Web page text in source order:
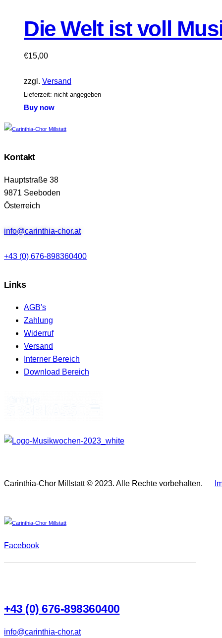
Die Welt ist voll
€15,00
zzgl. Versand
Lieferzeit: nicht angegeben
Buy now
Kontakt
Hauptstraße 38
9871 Seeboden
Österreich
info@carinthia-chor.at
+43 (0) 676-898360400
Links
AGB's
Zahlung
Widerruf
Versand
Interner Bereich
Download Bereich
Carinthia-Chor Millstatt © 2023. Alle Rechte vorbehalten.
Facebook
+43 (0) 676-898360400
info@carinthia-chor.at